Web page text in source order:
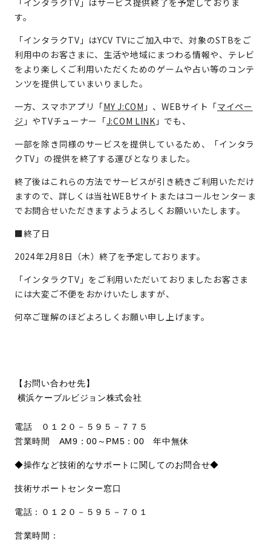
「インタラクTV」はサービス提供終了を予定しておりま
す。
「インタラクTV」はYCV TVにご加入中で、対象のSTBをご
利用中のお客さまに、生活や地域にまつわる情報や、テレビ
をより楽しくご利用いただくためのゲームや占い等のコンテ
ンツを提供していまいりました。
一方、スマホアプリ「MY J:COM 」、WEBサイト「マイペー
ジ 」やTVチューナー「J:COM LINK 」でも、
一部を除き同様のサービスを提供しているため、「インタラ
クTV」の提供を終了する運びとなりました。
終了後はこれらの方法でサービスが引き続きご利用いただけ
ますので、詳しくは当社WEBサイトまたはコールセンターま
でお問合せいただきますようよろしくお願いいたします。
■終了日
2024年2月8日（木）終了を予定しております。
「インタラクTV」をご利用いただいておりましたお客さま
には大変ご不便をおかけいたしますが、
何卒ご理解のほどよろしくお願い申し上げます。
【お問い合わせ先】
横浜ケーブルビジョン株式会社
電話 ０１２０－５９５－７７５
営業時間 AM9：00～PM5：00 年中無休
◆操作など技術的なサポートに関してのお問合せ◆
技術サポートセンター窓口
電話：０１２０－５９５－７０１
営業時間：